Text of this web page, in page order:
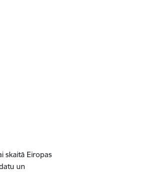
skaitā Eiropas
un